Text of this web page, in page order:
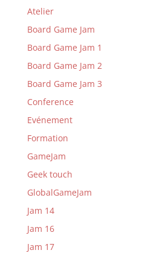
Atelier
Board Game Jam
Board Game Jam 1
Board Game Jam 2
Board Game Jam 3
Conference
Evénement
Formation
GameJam
Geek touch
GlobalGameJam
Jam 14
Jam 16
Jam 17